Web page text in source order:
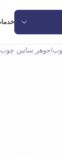
جوهر ساتین چوب